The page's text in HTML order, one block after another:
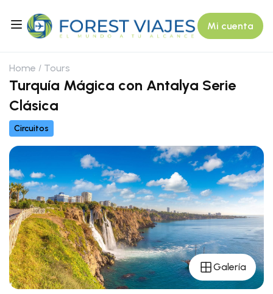
Mi cuenta
Home Tours
Turquía Mágica con Antalya Serie
Clásica
Circuitos
Galería